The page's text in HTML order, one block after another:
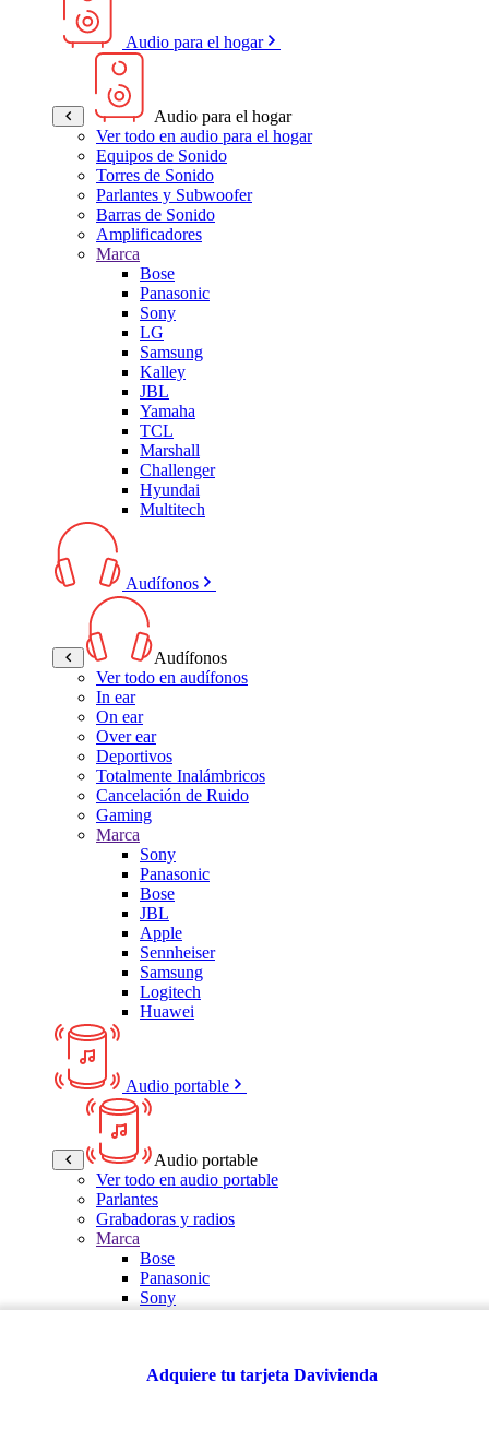
Audio para el hogar
Audio para el hogar
Ver todo en audio para el hogar
Equipos de Sonido
Torres de Sonido
Parlantes y Subwoofer
Barras de Sonido
Amplificadores
Marca
Bose
Panasonic
Sony
LG
Samsung
Kalley
JBL
Yamaha
TCL
Marshall
Challenger
Hyundai
Multitech
Audífonos
Audífonos
Ver todo en audífonos
In ear
On ear
Over ear
Deportivos
Totalmente Inalámbricos
Cancelación de Ruido
Gaming
Marca
Sony
Panasonic
Bose
JBL
Apple
Sennheiser
Samsung
Logitech
Huawei
Audio portable
Audio portable
Ver todo en audio portable
Parlantes
Grabadoras y radios
Marca
Bose
Panasonic
Sony
Multitech
Adquiere tu tarjeta Davivienda